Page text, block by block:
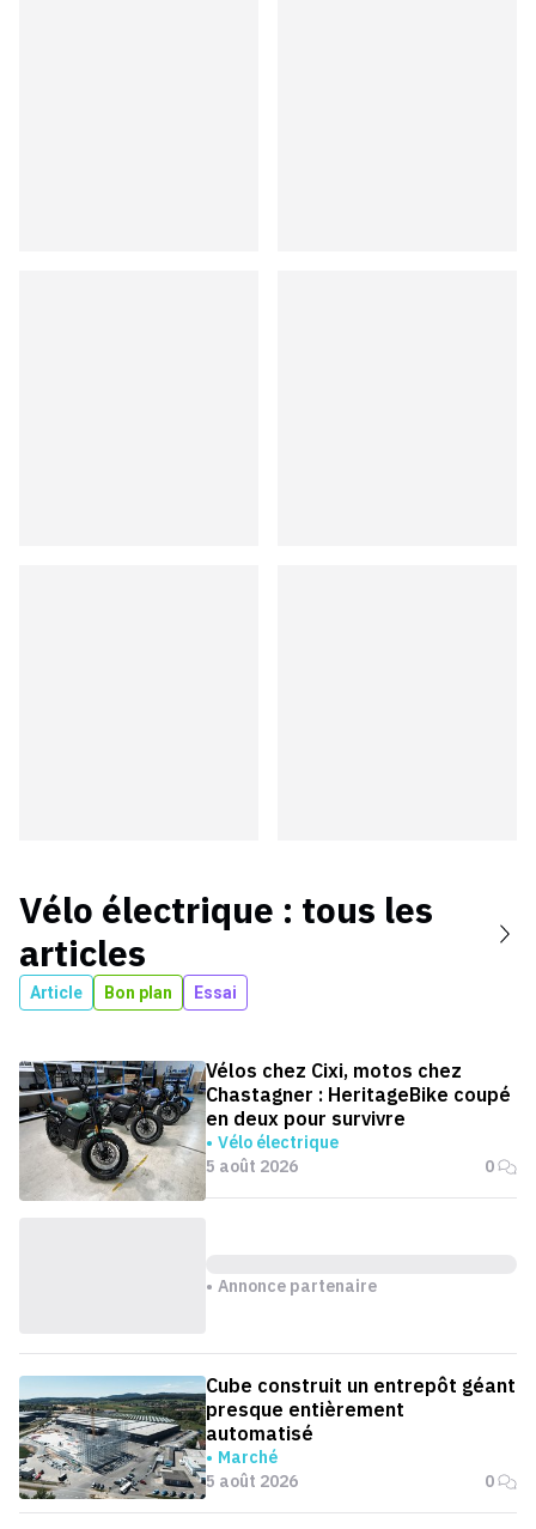
Vélo électrique : tous les
articles
Article Bon plan Essai
Vélos chez Cixi, motos chez
Chastagner : HeritageBike coupé
en deux pour survivre
Vélo électrique
5 août 2026
0
Annonce partenaire
Cube construit un entrepôt géant
presque entièrement
automatisé
Marché
5 août 2026
0